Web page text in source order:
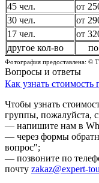
45 чел.
от
30 чел.
от
17 чел.
от
другое кол-во
Фотография предоставлена: ©
Вопросы и ответы
Как узнать
Чтобы узнать
группы, пожалуйста,
— напишите нам в
— через формы
вопрос";
— позвоните по
почту zakaz@expert-